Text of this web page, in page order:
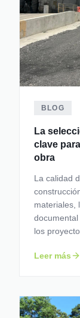
BLOG
La
clave
obra
La calidad
materiales,
los
Leer más